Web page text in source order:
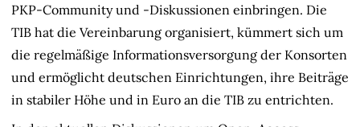
PKP-Community und -Diskussionen einbringen. Die
TIB hat die Vereinbarung organisiert, kümmert sich um
die regelmäßige Informationsversorgung der Konsorten
und ermöglicht deutschen Einrichtungen, ihre Beiträge
in stabiler Höhe und in Euro an die TIB zu entrichten.